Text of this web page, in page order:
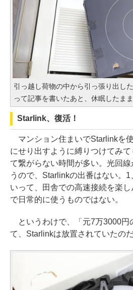
引っ越し荷物の中から引っ張り出し
って記事を書いたあと、休眠したま
Starlink、復活！
マンション住まいでStarlinkを
にせり出すように縛りつけてみ
て繋がらない時間が多い。光回
うので、Starlinkの出番はない。
いって、田舎での高速接続を楽
で日常的に使うものではない。
というわけで、「元7万3000円
て、Starlinkは放置されていたのだ